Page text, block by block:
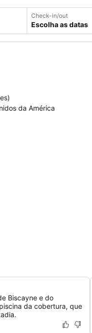
Check-in/out
Escolha as datas
)
da América
Biscayne e do
da cobertura, que